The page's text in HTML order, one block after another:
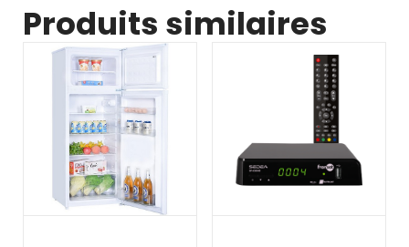
Produits similaires